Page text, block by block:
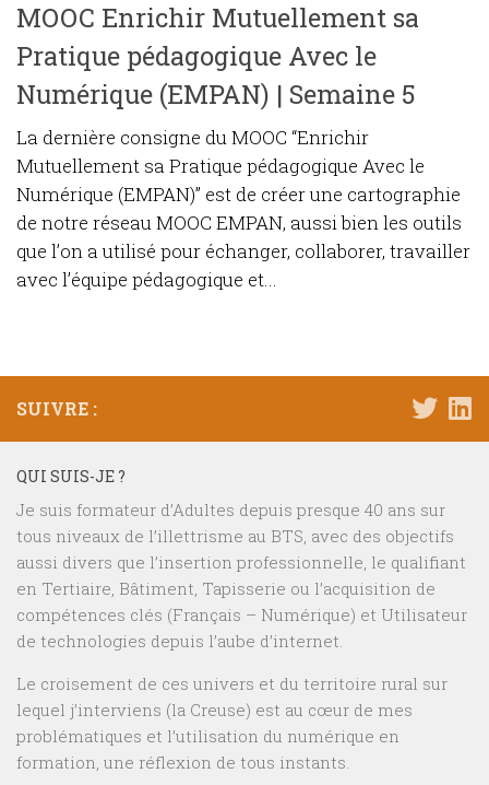
MOOC Enrichir Mutuellement sa
Pratique pédagogique Avec le
Numérique (EMPAN) | Semaine 5
La dernière consigne du MOOC “Enrichir
Mutuellement sa Pratique pédagogique Avec le
Numérique (EMPAN)” est de créer une cartographie
de notre réseau MOOC EMPAN, aussi bien les outils
que l’on a utilisé pour échanger, collaborer, travailler
avec l’équipe pédagogique et...
SUIVRE :
QUI SUIS-JE ?
Je suis formateur d’Adultes depuis presque 40 ans sur
tous niveaux de l’illettrisme au BTS, avec des objectifs
aussi divers que l’insertion professionnelle, le qualifiant
en Tertiaire, Bâtiment, Tapisserie ou l’acquisition de
compétences clés (Français – Numérique) et Utilisateur
de technologies depuis l’aube d’internet.
Le croisement de ces univers et du territoire rural sur
lequel j’interviens (la Creuse) est au cœur de mes
problématiques et l’utilisation du numérique en
formation, une réflexion de tous instants.